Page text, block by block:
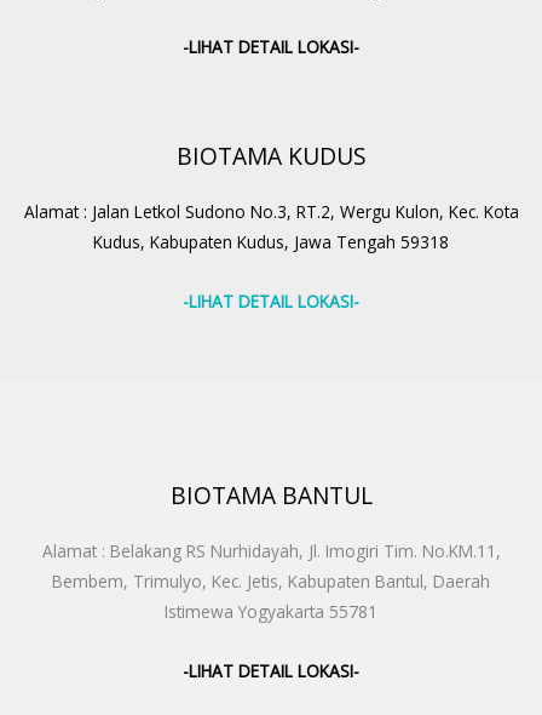
-LIHAT DETAIL LOKASI-
BIOTAMA KUDUS
Alamat : Jalan Letkol Sudono No.3, RT.2, Wergu Kulon, Kec. Kota
Kudus, Kabupaten Kudus, Jawa Tengah 59318
-LIHAT DETAIL LOKASI-
BIOTAMA BANTUL
Alamat : Belakang RS Nurhidayah, Jl. Imogiri Tim. No.KM.11,
Bembem, Trimulyo, Kec. Jetis, Kabupaten Bantul, Daerah
Istimewa Yogyakarta 55781
-LIHAT DETAIL LOKASI-